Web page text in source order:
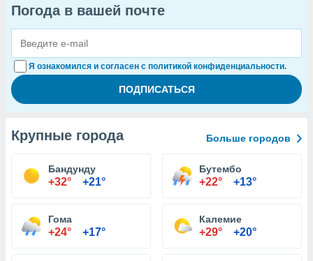
Погода в вашей почте
Я ознакомился и согласен с политикой конфиденциальности.
Крупные города Больше городов
Бандунду
+32° +21°
Бутембо
+22° +13°
Гома
+24° +17°
Калемие
+29° +20°